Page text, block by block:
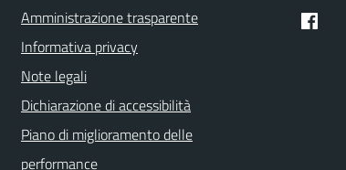
Amministrazione trasparente
Informativa privacy
Note legali
Dichiarazione di accessibilità
Piano di miglioramento delle
performance